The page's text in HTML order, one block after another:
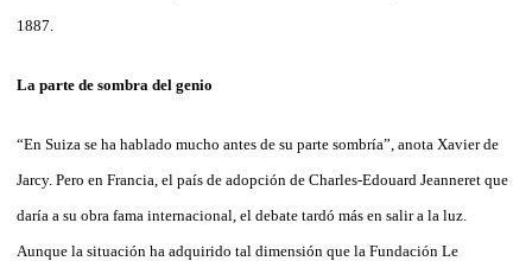
1887.
La parte de sombra del genio
“En Suiza se ha hablado mucho antes de su parte sombría”, anota Xavier de
Jarcy. Pero en Francia, el país de adopción de Charles-Edouard Jeanneret que
daría a su obra fama internacional, el debate tardó más en salir a la luz.
Aunque la situación ha adquirido tal dimensión que la Fundación Le